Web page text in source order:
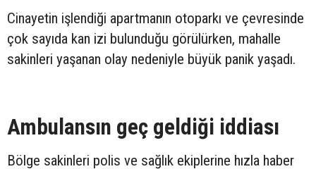
Cinayetin işlendiği apartmanın otoparkı ve çevresinde
çok sayıda kan izi bulunduğu görülürken, mahalle
sakinleri yaşanan olay nedeniyle büyük panik yaşadı.
Ambulansın geç geldiği iddiası
Bölge sakinleri polis ve sağlık ekiplerine hızla haber